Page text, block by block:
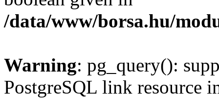
/data/www/borsa.hu/
Warning: pg_query():
PostgreSQL link resource